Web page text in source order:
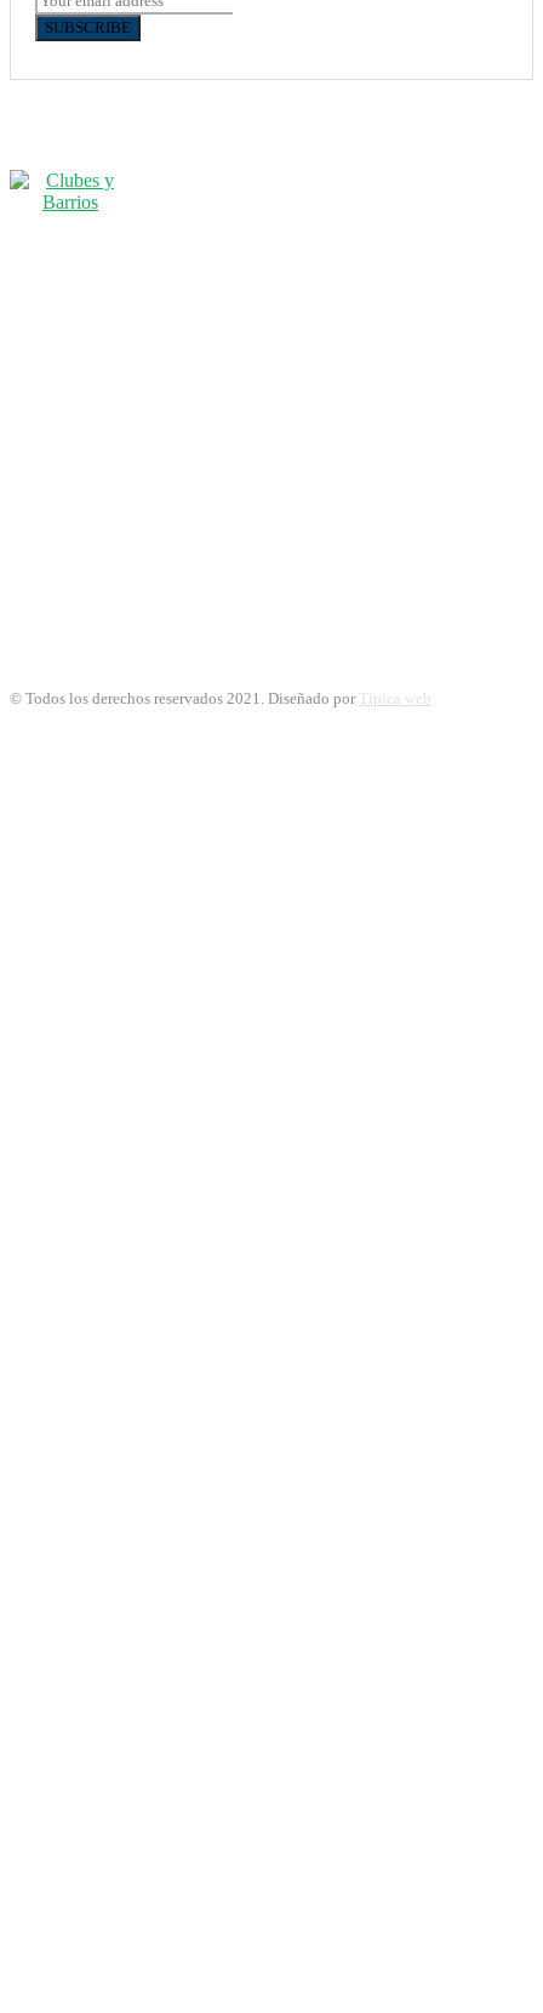
SUBSCRIBE
© Todos los derechos reservados 2021. Diseñado por Típica web